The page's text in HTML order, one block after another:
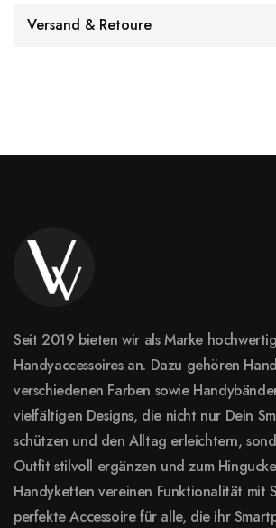
Versand & Retoure
Seit 2019 bieten wir als Marke
Handyaccessoires an. Dazu gehören
verschiedenen Farben sowie
vielfältigen Designs, die nicht nur Dein
schützen und den Alltag erleichtern,
Outfit stilvoll ergänzen und zum
Handyketten vereinen Funktionalität mit
perfekte Accessoire für alle, die ihr